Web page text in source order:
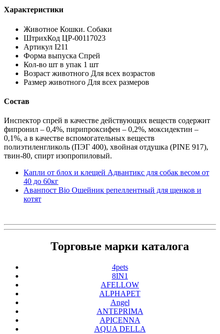
Характеристики
Животное Кошки. Собаки
ШтрихКод ЦР-00117023
Артикул I211
Форма выпуска Спрей
Кол-во шт в упак 1 шт
Возраст животного Для всех возрастов
Размер животного Для всех размеров
Состав
Инспектор спрей в качестве действующих веществ содержит
фипронил – 0,4%, пирипроксифен – 0,2%, моксидектин –
0,1%, а в качестве вспомогательных веществ
полиэтиленгликоль (ПЭГ 400), хвойная отдушка (PINE 917),
твин-80, спирт изопропиловый.
Капли от блох и клещей Адвантикс для собак весом от
40 до 60кг
Аванпост Bio Ошейник репеллентный для щенков и
котят
Торговые марки каталога
4pets
8IN1
AFELLOW
ALPHAPET
Angel
ANTEPRIMA
APICENNA
AQUA DELLA